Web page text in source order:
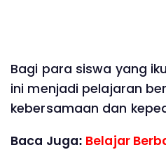
Bagi para siswa yang
ini menjadi pelajaran
kebersamaan dan
Baca Juga: Belajar